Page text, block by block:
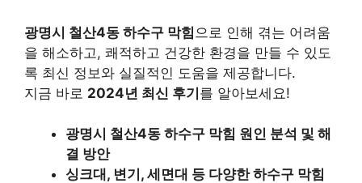
광명시 철산4동 하수구 막힘 으로 인해 겪는 어려움
을 해소하고, 쾌적하고 건강한 환경을 만들 수 있도
록 최신 정보와 실질적인 도움을 제공합니다.
지금 바로 2024년 최신 후기를 알아보세요!
광명시 철산4동 하수구 막힘 원인 분석 및 해
결 방안
싱크대, 변기, 세면대 등 다양한 하수구 막힘